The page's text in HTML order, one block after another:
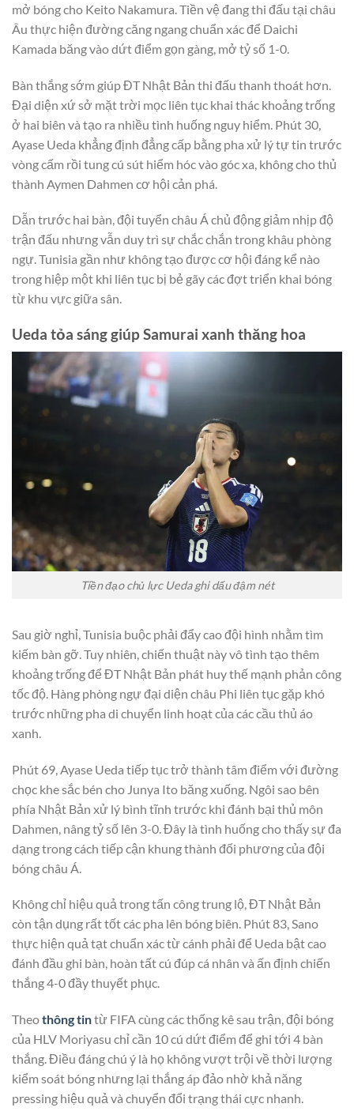
mở bóng cho Keito Nakamura. Tiền vệ đang thi đấu tại châu
Âu thực hiện đường căng ngang chuẩn xác để Daichi
Kamada băng vào dứt điểm gọn gàng, mở tỷ số 1-0.
Bàn thắng sớm giúp ĐT Nhật Bản thi đấu thanh thoát hơn.
Đại diện xứ sở mặt trời mọc liên tục khai thác khoảng trống
ở hai biên và tạo ra nhiều tình huống nguy hiểm. Phút 30,
Ayase Ueda khẳng định đẳng cấp bằng pha xử lý tự tin trước
vòng cấm rồi tung cú sút hiểm hóc vào góc xa, không cho thủ
thành Aymen Dahmen cơ hội cản phá.
Dẫn trước hai bàn, đội tuyển châu Á chủ động giảm nhịp độ
trận đấu nhưng vẫn duy trì sự chắc chắn trong khâu phòng
ngự. Tunisia gần như không tạo được cơ hội đáng kể nào
trong hiệp một khi liên tục bị bẻ gãy các đợt triển khai bóng
từ khu vực giữa sân.
Ueda tỏa sáng giúp Samurai xanh thăng hoa
Tiền đạo chủ lực Ueda ghi dấu đậm nét
Sau giờ nghỉ, Tunisia buộc phải đẩy cao đội hình nhằm tìm
kiếm bàn gỡ. Tuy nhiên, chiến thuật này vô tình tạo thêm
khoảng trống để ĐT Nhật Bản phát huy thế mạnh phản công
tốc độ. Hàng phòng ngự đại diện châu Phi liên tục gặp khó
trước những pha di chuyển linh hoạt của các cầu thủ áo
xanh.
Phút 69, Ayase Ueda tiếp tục trở thành tâm điểm với đường
chọc khe sắc bén cho Junya Ito băng xuống. Ngôi sao bên
phía Nhật Bản xử lý bình tĩnh trước khi đánh bại thủ môn
Dahmen, nâng tỷ số lên 3-0. Đây là tình huống cho thấy sự đa
dạng trong cách tiếp cận khung thành đối phương của đội
bóng châu Á.
Không chỉ hiệu quả trong tấn công trung lộ, ĐT Nhật Bản
còn tận dụng rất tốt các pha lên bóng biên. Phút 83, Sano
thực hiện quả tạt chuẩn xác từ cánh phải để Ueda bật cao
đánh đầu ghi bàn, hoàn tất cú đúp cá nhân và ấn định chiến
thắng 4-0 đầy thuyết phục.
Theothông tintừ FIFA cùng các thống kê sau trận, đội bóng
của HLV Moriyasu chỉ cần 10 cú dứt điểm để ghi tới 4 bàn
thắng. Điều đáng chú ý là họ không vượt trội về thời lượng
kiểm soát bóng nhưng lại thắng áp đảo nhờ khả năng
pressing hiệu quả và chuyển đổi trạng thái cực nhanh.